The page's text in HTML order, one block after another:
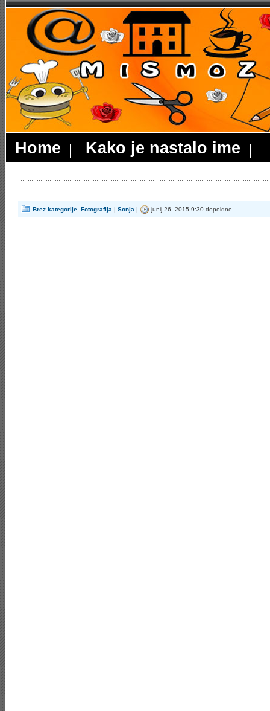
Home Kako je nastalo ime
Brez kategorije Fotografija | Sonja | junij 26, 2015 9:30 dopoldne